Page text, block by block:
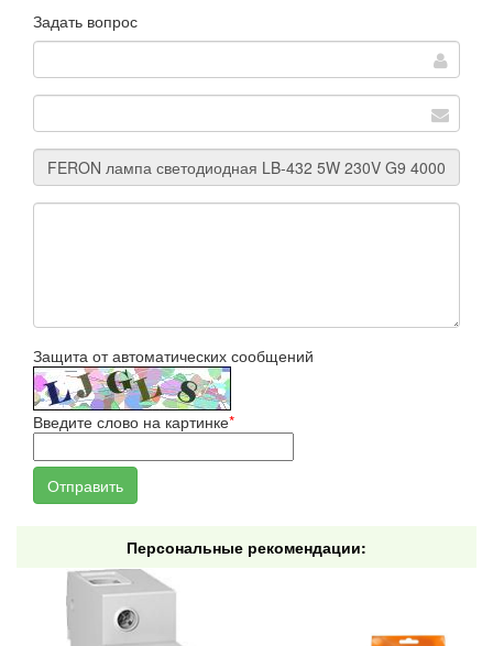
Задать вопрос
Защита от автоматических сообщений
Введите слово на картинке*
Персональные рекомендации: